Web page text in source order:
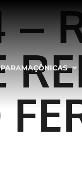
PARAMAÇÔNICAS